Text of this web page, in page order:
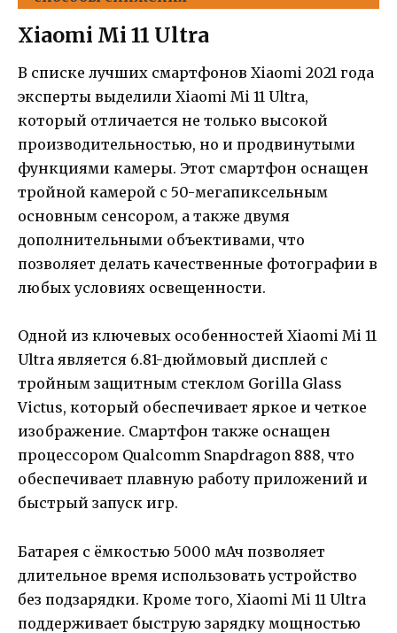
Xiaomi Mi 11 Ultra
В списке лучших смартфонов Xiaomi 2021 года
эксперты выделили Xiaomi Mi 11 Ultra,
который отличается не только высокой
производительностью, но и продвинутыми
функциями камеры. Этот смартфон оснащен
тройной камерой с 50-мегапиксельным
основным сенсором, а также двумя
дополнительными объективами, что
позволяет делать качественные фотографии в
любых условиях освещенности.
Одной из ключевых особенностей Xiaomi Mi 11
Ultra является 6.81-дюймовый дисплей с
тройным защитным стеклом Gorilla Glass
Victus, который обеспечивает яркое и четкое
изображение. Смартфон также оснащен
процессором Qualcomm Snapdragon 888, что
обеспечивает плавную работу приложений и
быстрый запуск игр.
Батарея с ёмкостью 5000 мАч позволяет
длительное время использовать устройство
без подзарядки. Кроме того, Xiaomi Mi 11 Ultra
поддерживает быструю зарядку мощностью